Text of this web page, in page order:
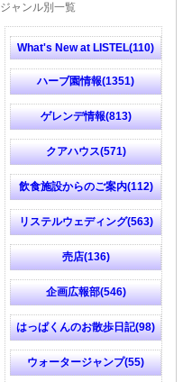
ジャンル別一覧
What's New at LISTEL(110)
ハーブ園情報(1351)
ゲレンデ情報(813)
クアハウス(571)
飲食施設からのご案内(112)
リステルウェディング(563)
売店(136)
企画広報部(546)
はっぱくんのお散歩日記(98)
ウォータージャンプ(55)